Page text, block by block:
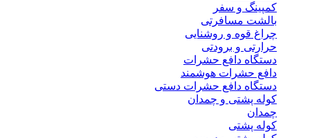
کمپینگ و سفر
بالشت مسافرتی
چراغ قوه و روشنایی
حرارتی و برودتی
دستگاه دافع حشرات
دافع حشرات هوشمند
دستگاه دافع حشرات دستی
کوله پشتی و چمدان
چمدان
کوله پشتی